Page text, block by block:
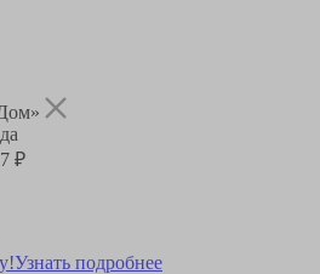
₽
Узнать подробнее